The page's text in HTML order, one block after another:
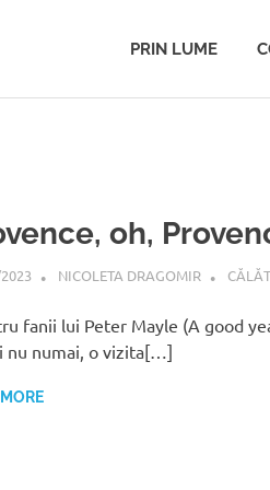
PRIN LUME
oh,
NICOLETA DRAGOMIR
fanii lui Peter Mayle (A good
nu numai, o vizita[…]